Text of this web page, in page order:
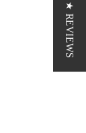
★ REVIEWS